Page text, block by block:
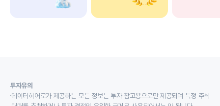
투자유의
데이터히어로가 제공하는 모든 정보는 투자 참고용으로만 제공되며 특정 주식